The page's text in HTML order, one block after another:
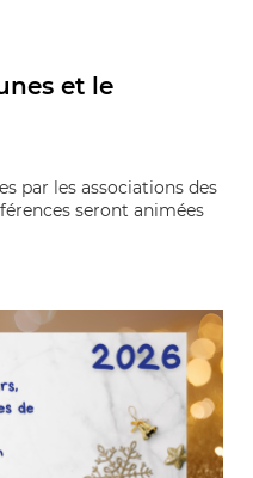
et le
par les associations des
seront animées